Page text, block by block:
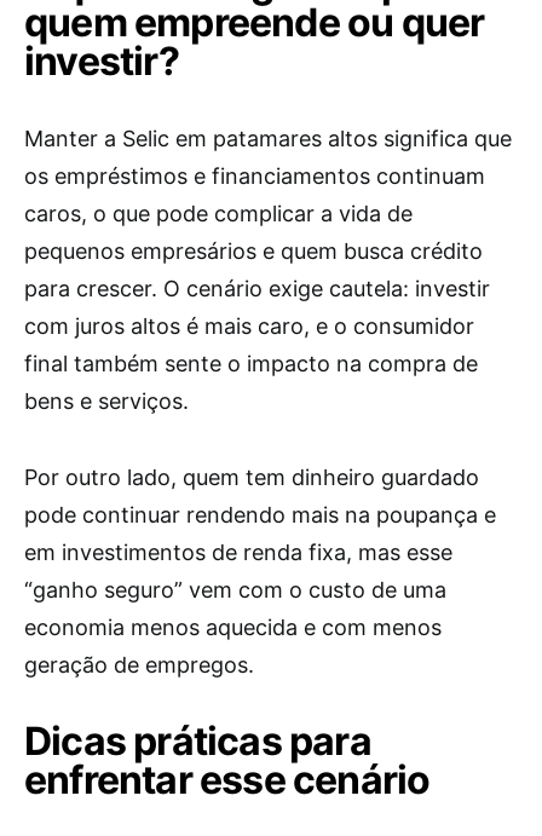
quem empreende ou quer
investir?
Manter a Selic em patamares altos significa que
os empréstimos e financiamentos continuam
caros, o que pode complicar a vida de
pequenos empresários e quem busca crédito
para crescer. O cenário exige cautela: investir
com juros altos é mais caro, e o consumidor
final também sente o impacto na compra de
bens e serviços.
Por outro lado, quem tem dinheiro guardado
pode continuar rendendo mais na poupança e
em investimentos de renda fixa, mas esse
“ganho seguro” vem com o custo de uma
economia menos aquecida e com menos
geração de empregos.
Dicas práticas para
enfrentar esse cenário